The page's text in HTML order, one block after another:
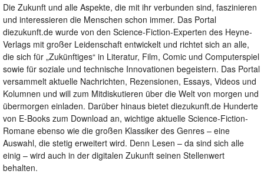
Die Zukunft und alle Aspekte, die mit ihr verbunden sind, faszinieren
und interessieren die Menschen schon immer. Das Portal
diezukunft.de wurde von den Science-Fiction-Experten des Heyne-
Verlags mit großer Leidenschaft entwickelt und richtet sich an alle,
die sich für „Zukünftiges“ in Literatur, Film, Comic und Computerspiel
sowie für soziale und technische Innovationen begeistern. Das Portal
versammelt aktuelle Nachrichten, Rezensionen, Essays, Videos und
Kolumnen und will zum Mitdiskutieren über die Welt von morgen und
übermorgen einladen. Darüber hinaus bietet diezukunft.de Hunderte
von E-Books zum Download an, wichtige aktuelle Science-Fiction-
Romane ebenso wie die großen Klassiker des Genres – eine
Auswahl, die stetig erweitert wird. Denn Lesen – da sind sich alle
einig – wird auch in der digitalen Zukunft seinen Stellenwert
behalten.